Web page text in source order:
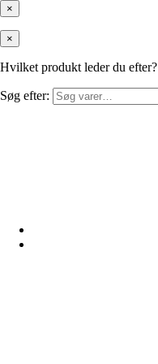
×
×
Hvilket produkt leder du efter?
Søg efter: